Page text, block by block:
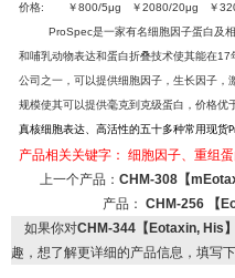
价格: ￥800/5μg ￥2080/20μg ￥
ProSpec是一家有名细胞因子蛋白及
和哺乳动物表达和蛋白折叠技术使其能在17
公司之一，可以提供细胞因子，生长因子
规模使其可以提供毫克到克级蛋白，价格优
真核细胞表达、高活性的五十多种常用现货
产品相关关键字： 细胞因子、重组
上一个产品： CHM-308【
产品： CHM-256 【
如果你对CHM-344【Eotaxin, His
趣，想了解更详细的产品信息，填写